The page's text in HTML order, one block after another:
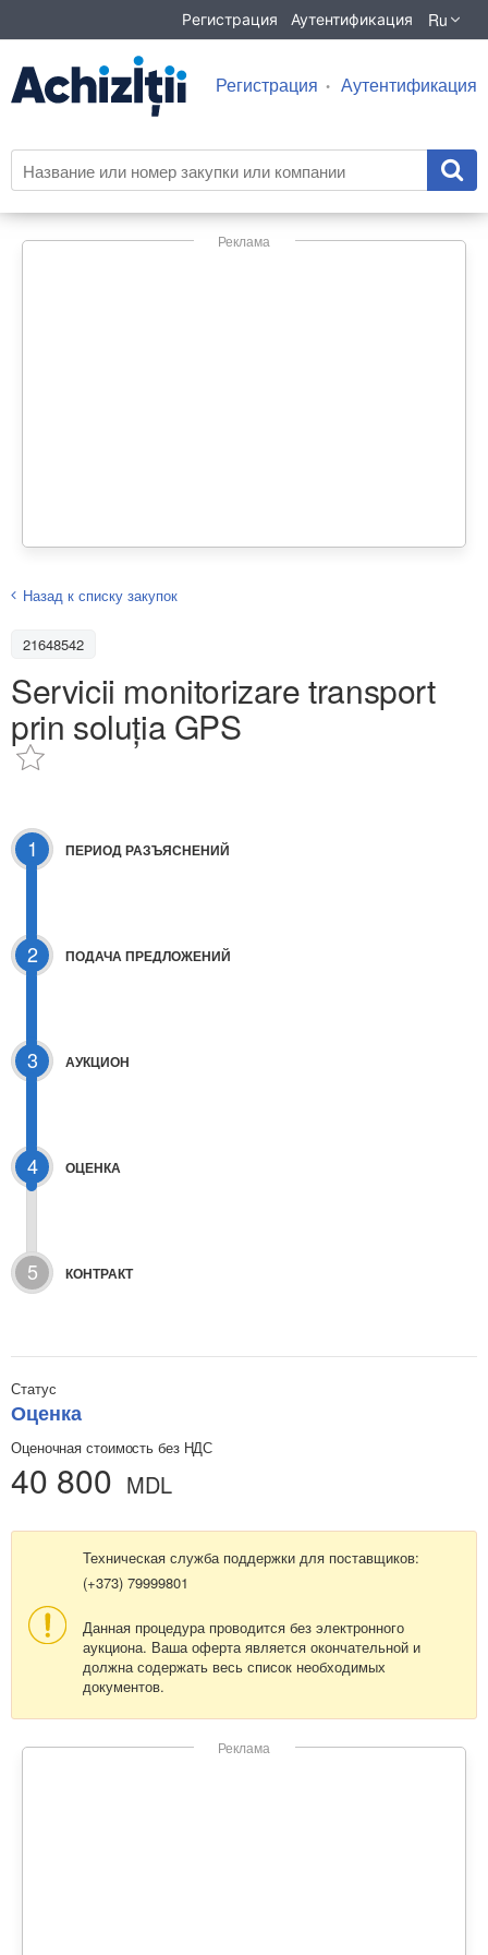
Регистрация Аутентификация Ru
Регистрация Аутентификация
Реклама
Назад к списку закупок
21648542
Servicii monitorizare transport
prin soluția GPS
1 ПЕРИОД РАЗЪЯСНЕНИЙ
2 ПОДАЧА ПРЕДЛОЖЕНИЙ
3 АУКЦИОН
4 ОЦЕНКА
5 КОНТРАКТ
Статус
Оценка
Оценочная стоимость без НДС
40 800 MDL
Техническая служба поддержки для поставщиков:
(+373) 79999801
Данная процедура проводится без электронного
аукциона. Ваша оферта является окончательной и
должна содержать весь список необходимых
документов.
Реклама